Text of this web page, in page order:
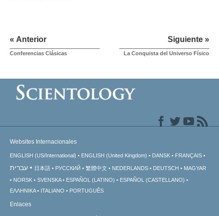
« Anterior
Conferencias Clásicas
Siguiente »
La Conquista del Universo Físico
Websites Internacionales
ENGLISH (US/International) ENGLISH (United Kingdom) DANSK FRANÇAIS
עברית 日本語 РУССКИЙ 繁體中文 NEDERLANDS DEUTSCH
MAGYAR
NORSK
SVENSKA ESPAÑOL (LATINO)
ESPAÑOL (CASTELLANO)
ΕΛΛΗΝΙΚA
ITALIANO PORTUGUÊS
Enlaces